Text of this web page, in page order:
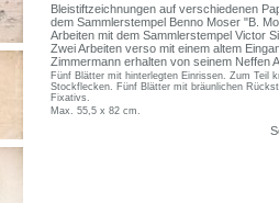
Bleistiftzeichnungen auf verschiedenen
dem Sammlerstempel Benno Moser "B.
Arbeiten mit dem Sammlerstempel Victor
Zwei Arbeiten verso mit einem altem
Zimmermann erhalten von seinem Neffen
Fünf Blätter mit hinterlegten Einrissen. Zum Teil
Stockflecken. Fünf Blätter mit bräunlichen
Fixativs.
Max. 55,5 x 82 cm.